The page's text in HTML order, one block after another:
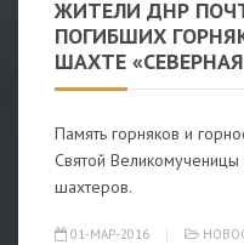
ЖИТЕЛИ ДНР
ПОГИБШИХ
ШАХТЕ
Память горняков и
Святой
шахтеров.
01-МАР-2016